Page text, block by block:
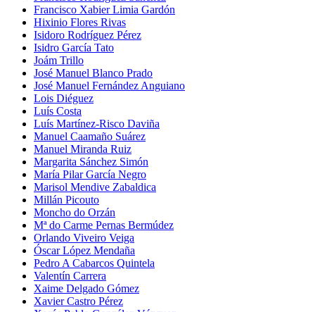
Francisco Xabier Limia Gardón
Hixinio Flores Rivas
Isidoro Rodríguez Pérez
Isidro García Tato
Joám Trillo
José Manuel Blanco Prado
José Manuel Fernández Anguiano
Lois Diéguez
Luís Costa
Luís Martínez-Risco Daviña
Manuel Caamaño Suárez
Manuel Miranda Ruiz
Margarita Sánchez Simón
María Pilar García Negro
Marisol Mendive Zabaldica
Millán Picouto
Moncho do Orzán
Mª do Carme Pernas Bermúdez
Orlando Viveiro Veiga
Óscar López Mendaña
Pedro A Cabarcos Quintela
Valentín Carrera
Xaime Delgado Gómez
Xavier Castro Pérez